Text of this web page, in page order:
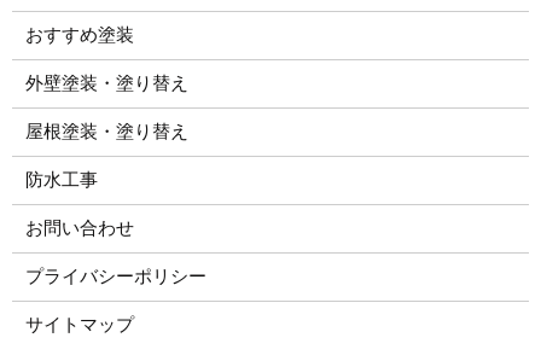
おすすめ塗装
外壁塗装・塗り替え
屋根塗装・塗り替え
防水工事
お問い合わせ
プライバシーポリシー
サイトマップ